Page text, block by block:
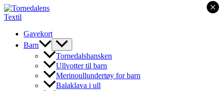
Hopp
rett
innholdetGavekort
Barn
Tornedalshansken
Ullvotter til barn
Merinoullundertøy for barn
Balaklava i ull
×